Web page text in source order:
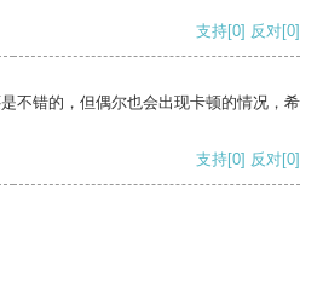
支持[0] 反对[0]
不错的，但偶尔也会出现卡顿的情况，希
支持[0] 反对[0]